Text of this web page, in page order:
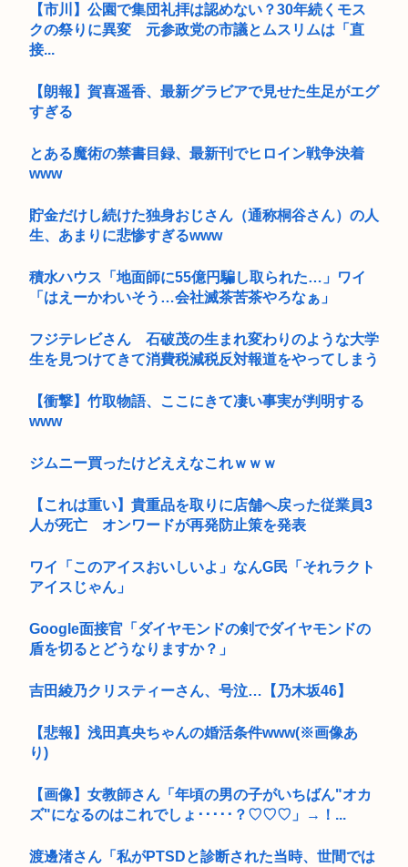
【市川】公園で集団礼拝は認めない？30年続くモス
クの祭りに異変 元参政党の市議とムスリムは「直
接...
【朗報】賀喜遥香、最新グラビアで見せた生足がエグ
すぎる
とある魔術の禁書目録、最新刊でヒロイン戦争決着
www
貯金だけし続けた独身おじさん（通称桐谷さん）の人
生、あまりに悲惨すぎるwww
積水ハウス「地面師に55億円騙し取られた…」ワイ
「はえーかわいそう…会社滅茶苦茶やろなぁ」
フジテレビさん 石破茂の生まれ変わりのような大学
生を見つけてきて消費税減税反対報道をやってしまう
【衝撃】竹取物語、ここにきて凄い事実が判明する
www
ジムニー買ったけどええなこれｗｗｗ
【これは重い】貴重品を取りに店舗へ戻った従業員3
人が死亡 オンワードが再発防止策を発表
ワイ「このアイスおいしいよ」なんG民「それラクト
アイスじゃん」
Google面接官「ダイヤモンドの剣でダイヤモンドの
盾を切るとどうなりますか？」
吉田綾乃クリスティーさん、号泣…【乃木坂46】
【悲報】浅田真央ちゃんの婚活条件www(※画像あ
り)
【画像】女教師さん「年頃の男の子がいちばん"オカ
ズ"になるのはこれでしょ･････？♡♡♡」→！...
渡邊渚さん「私がPTSDと診断された当時、世間では